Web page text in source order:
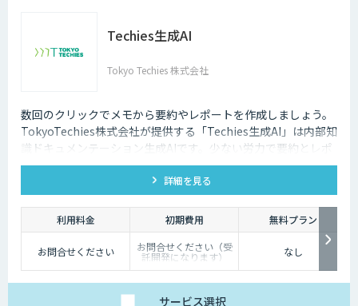
Techies生成AI
Tokyo Techies 株式会社
数回のクリックでメモから要約やレポートを作成しましょう。
TokyoTechies株式会社が提供する「Techies生成AI」は内部知
識ドキュメンテーション生成AIです。少ない労力で要約とレポ
ートを自動化しましょう。
詳細を見る
利用料金 初期費用 無料プラン
お問合せください お問合せください（受
託開発になります） なし
サービス選択